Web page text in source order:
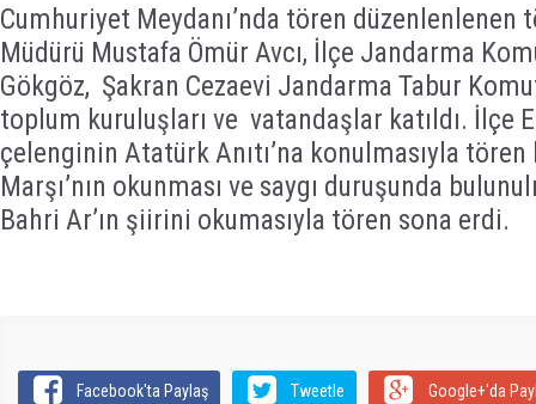
Cumhuriyet Meydanı’nda tören
Müdürü Mustafa Ömür Avcı, İlçe Jandarma
Gökgöz, Şakran Cezaevi Jandarma Tabur
toplum kuruluşları ve vatandaşlar katıldı. İlçe
çelenginin Atatürk Anıtı’na konulmasıyla
Marşı’nın okunması ve saygı duruşunda
Bahri Ar’ın şiirini okumasıyla tören sona erdi.
Facebook'ta Paylaş Tweetle Google+'da